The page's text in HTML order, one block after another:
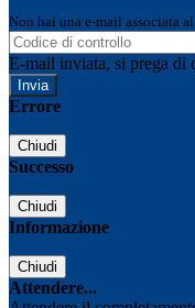
Non hai una e-mail associata
E-mail inviata, si prega di
Errore
Chiudi
Successo
Chiudi
Informazione
Chiudi
Attendere...